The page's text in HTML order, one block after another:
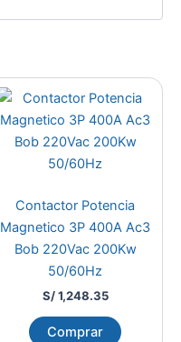
Contactor Potencia
Magnetico 3P 400A Ac3
Bob 220Vac 200Kw
50/60Hz
S/1,248.35
Comprar